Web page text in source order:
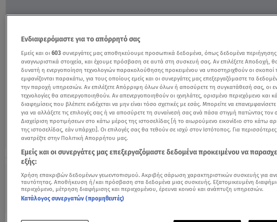
Δείτε απόσπασμα από την παλιότερη συνέντευξη του Θάνου Λούδου στον Γρηγόρη
Δείτε περισσότερα άρθρα μας στα αποτελέσματα αναζήτησης
Add star.gr on Google
Ενδιαφερόμαστε για το απόρρητό σας
Εμείς και οι 603 συνεργάτες μας αποθηκεύουμε προσωπικά δεδομένα, όπως δεδομένα
αναγνωριστικά στοιχεία, και έχουμε πρόσβαση σε αυτά στη συσκευή σας. Αν επιλέξετε Αποδοχή,
δυνατή η ενεργοποίηση τεχνολογιών παρακολούθησης προκειμένου να υποστηριχθούν οι σκοποί
εμφανίζονται παρακάτω, για τους οποίους εμείς και οι συνεργάτες μας επεξεργαζόμαστε τα
την παροχή υπηρεσιών. Αν επιλέξετε Απόρριψη όλων όλων ή αποσύρετε τη συγκατάθεσή σας, οι
τεχνολογίες θα απενεργοποιηθούν. Αν απενεργοποιηθούν οι ιχνηλάτες, ορισμένο περιεχόμενο και
διαφημίσεις που βλέπετε ενδέχεται να μην είναι τόσο σχετικές με εσάς. Μπορείτε να
για να αλλάξετε τις επιλογές σας ή να αποσύρετε τη συναίνεσή σας ανά πάσα στιγμή πατώντας τον
Διαχείριση προτιμήσεων στο κάτω μέρος της ιστοσελίδας [ή το αιωρούμενο εικονίδιο στο κάτω
της ιστοσελίδας, εάν υπάρχει]. Οι επιλογές σας θα τεθούν σε ισχύ στον Ιστότοπος. Για
ανατρέξτε στην Πολιτική Απορρήτου μας.
Εμείς και οι συνεργάτες μας επεξεργαζόμαστε δεδομένα προκειμένου να
εξής:
Χρήση επακριβών δεδομένων γεωεντοπισμού. Ακριβής σάρωση χαρακτηριστικών συσκευής για
ταυτότητας. Αποθήκευση ή/και πρόσβαση στα δεδομένα μιας συσκευής. Εξατομικευμένη
περιεχόμενο, μέτρηση διαφήμισης και περιεχομένου, έρευνα κοινού και ανάπτυξη υπηρεσιών.
Κατάλογος συνεργατών (προμηθευτές)